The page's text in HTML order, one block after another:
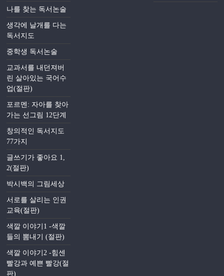
나를 찾는 독서논술
생각에 날개를 다는
독서지도
중학생 독서논술
교과서를 내던져버
린 살아있는 국어수
업(절판)
포르멘: 자아를 찾아
가는 선그림 12단계
창의적인 독서지도
77가지
글쓰기가 좋아요 1,
2(절판)
박시백의 그림세상
서로를 살리는 인권
교육(절판)
색깔 이야기1 -색깔
들의 뽐내기 (절판)
색깔 이야기2 -힘센
빨강과 예쁜 빨강(절
판)